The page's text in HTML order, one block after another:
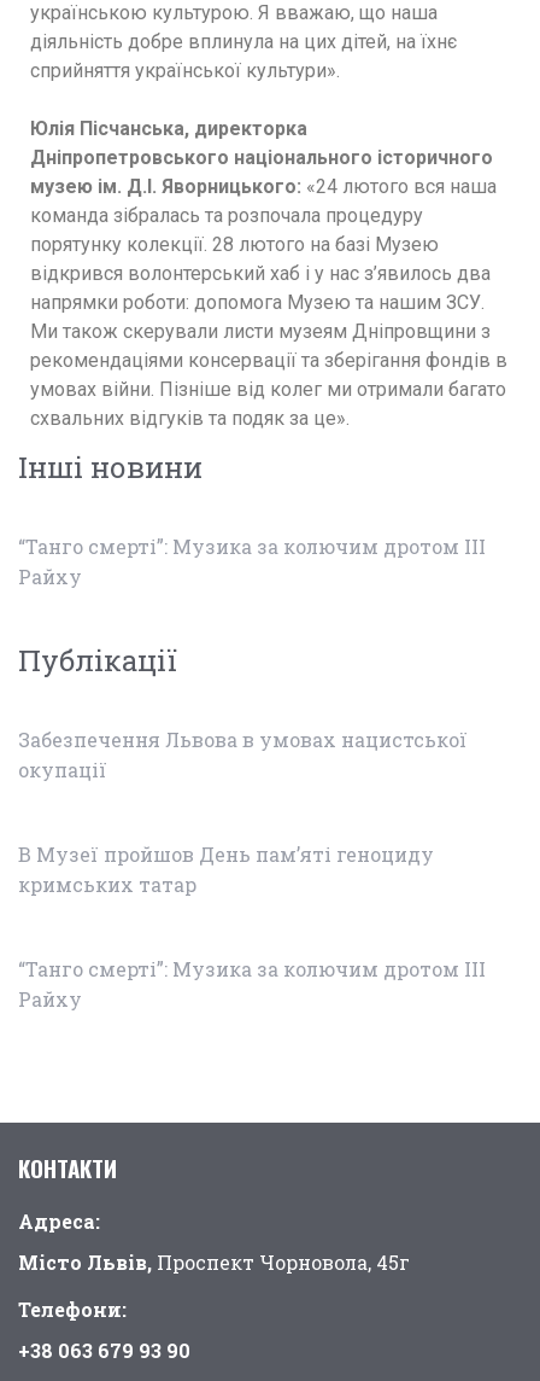
українською культурою. Я вважаю, що наша
діяльність добре вплинула на цих дітей, на їхнє
сприйняття української культури».
Юлія Пісчанська, директорка
Дніпропетровського національного історичного
музею ім. Д.І. Яворницького: «24 лютого вся наша
команда зібралась та розпочала процедуру
порятунку колекції. 28 лютого на базі Музею
відкрився волонтерський хаб і у нас з’явилось два
напрямки роботи: допомога Музею та нашим ЗСУ.
Ми також скерували листи музеям Дніпровщини з
рекомендаціями консервації та зберігання фондів в
умовах війни. Пізніше від колег ми отримали багато
схвальних відгуків та подяк за це».
Інші новини
“Танго смерті”: Музика за колючим дротом ІІІ
Райху
Публікації
Забезпечення Львова в умовах нацистської
окупації
В Музеї пройшов День пам’яті геноциду
кримських татар
“Танго смерті”: Музика за колючим дротом ІІІ
Райху
КОНТАКТИ
Адреса:
Місто Львів, Проспект Чорновола, 45г
Телефони:
+38 063 679 93 90